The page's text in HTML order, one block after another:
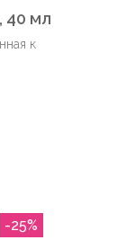
40 мл
к
-25%